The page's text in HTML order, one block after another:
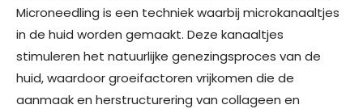
Microneedling is een techniek waarbij microkanaaltjes
in de huid worden gemaakt. Deze kanaaltjes
stimuleren het natuurlijke genezingsproces van de
huid, waardoor groeifactoren vrijkomen die de
aanmaak en herstructurering van collageen en